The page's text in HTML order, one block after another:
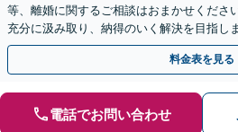
等、離婚に関するご相談はおまかせくださ
充分に汲み取り、納得のいく解決を目指しま
料金表を見る
電話でお問い合わせ